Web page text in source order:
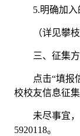
5.明确加入
（详见攀
三、征集
点击“填报
校校友信息征
未尽事宜
5920118。